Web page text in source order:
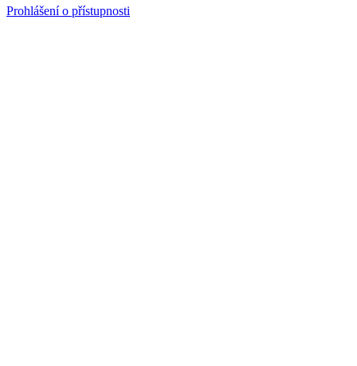
Prohlášení o přístupnosti